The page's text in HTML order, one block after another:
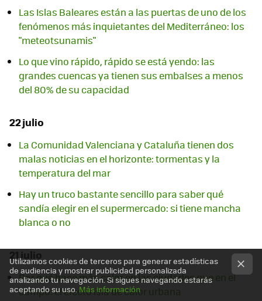
Las Islas Baleares están a las puertas de uno de los
fenómenos más inquietantes del Mediterráneo: los
"meteotsunamis"
Lo que vino rápido, rápido se está yendo: las
grandes cuencas ya tienen sus embalses a menos
del 80% de su capacidad
22 julio
La Comunidad Valenciana y Cataluña tienen dos
malas noticias en el horizonte: tormentas y la
temperatura del mar
Hay un truco bastante sencillo para saber qué
sandía elegir en el supermercado: si tiene mancha
blanca o no
21 julio
Por qué hace más calor en las ciudades que en el
campo: el efecto isla de calor urbana
Utilizamos cookies de terceros para generar estadísticas
de audiencia y mostrar publicidad personalizada
analizando tu navegación. Si sigues navegando estarás
aceptando su uso.Más información